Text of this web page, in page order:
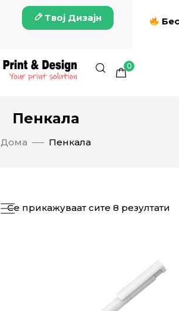
Твој Дизајн
0
Пенкала
Дома Пенкала
Се прикажуваат сите 8 резултати